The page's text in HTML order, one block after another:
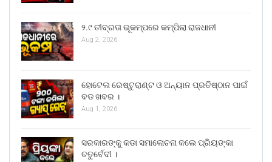
୨.୯ ତୀବ୍ରତା ଭୂକମ୍ପରେ କମ୍ପିଲା ରାଜଧାନୀ
Aug 2, 2026
ହୋଟେଲ ରେଷ୍ଟୁରାଣ୍ଟ ଓ ଅନ୍ୟାନ ପ୍ରତିଷ୍ଠାନ ପାଇଁ
ବଡ ଖବର ।
Aug 1, 2026
ସରକାରଙ୍କୁ କଡା ସମାଲୋଚନା କଲେ ପ୍ରିୟଙ୍କା
ଚତୁର୍ବେଦୀ ।